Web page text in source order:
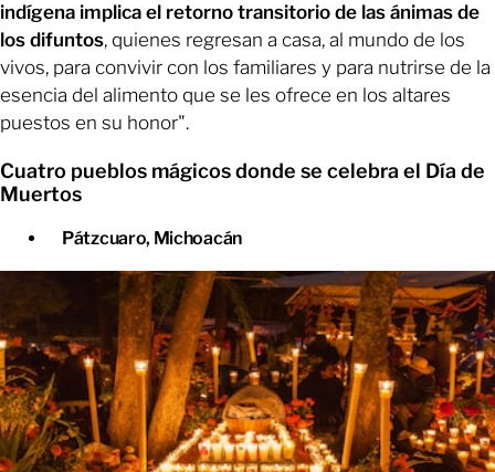
indígena implica el retorno transitorio de las ánimas de
los difuntos, quienes regresan a casa, al mundo de los
vivos, para convivir con los familiares y para nutrirse de la
esencia del alimento que se les ofrece en los altares
puestos en su honor".
Cuatro pueblos mágicos donde se celebra el Día de
Muertos
Pátzcuaro, Michoacán